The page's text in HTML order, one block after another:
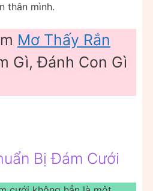
thân mình.
Mơ Thấy Rắn
Gì, Đánh Con Gì
Bị Đám Cưới